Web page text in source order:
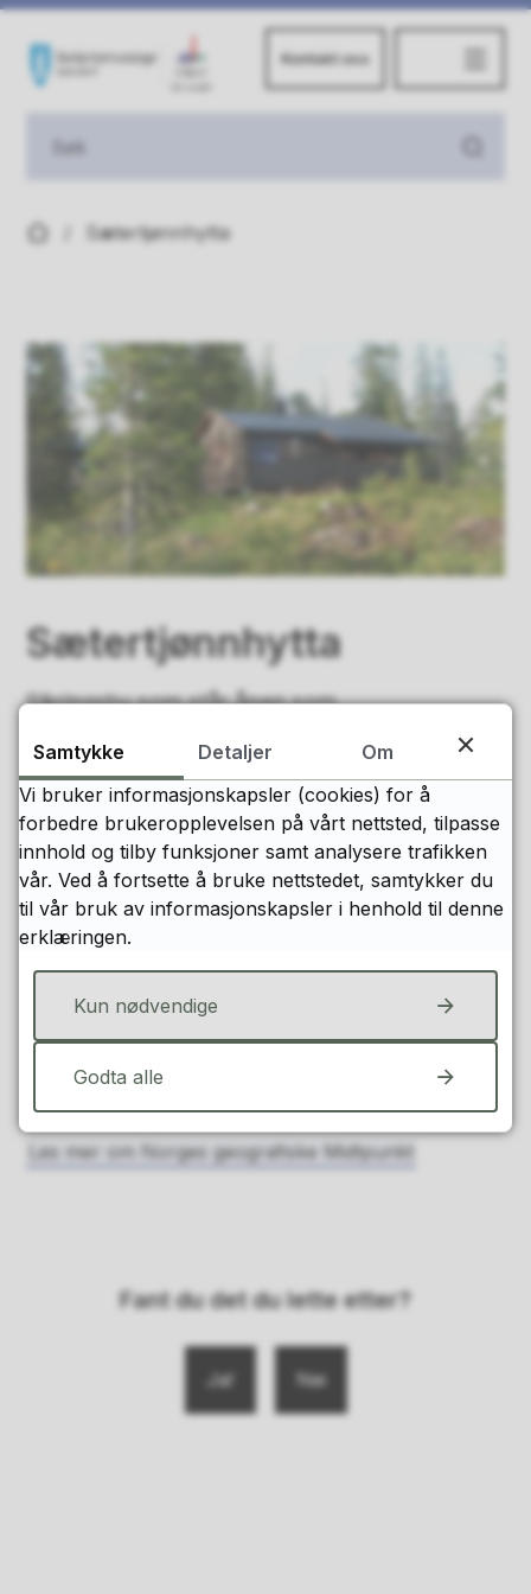
Kommuneskogene
Kontakt oss
Du er her:Sætertjønnhytta
Sætertjønnhytta
Sikringsbu som står åpen som
Sikringsbua er i Den Norske Turistforenings
eie, som også kan benyttes av ikke-
medlemmer. Hytta ligger 600 meter fra
Norges geografiske Midtpunkt.
Sist endret 12.01.2023 09:33
hovedhytta leies med nøkkel. Bestilling og nøkkel ved
turistkontoret i Steinkjer.
Les mer om Norges geografiske Midtpunkt
Fant du det du lette etter?
Ja Nei
Samtykke Detaljer
Om
Vi bruker informasjonskapsler (cookies) for å
forbedre brukeropplevelsen på vårt nettsted, tilpasse
innhold og tilby funksjoner samt analysere trafikken
vår. Ved å fortsette å bruke nettstedet, samtykker du
til vår bruk av informasjonskapsler i henhold til denne
erklæringen.
Kun nødvendige
Godta alle